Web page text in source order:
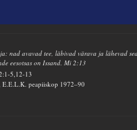
nad avavad tee, läbivad värava ja lähevad
eesotsas on Issand. Mi 2:13
5,12-13
E.E.L.K. peapiiskop 1972–90